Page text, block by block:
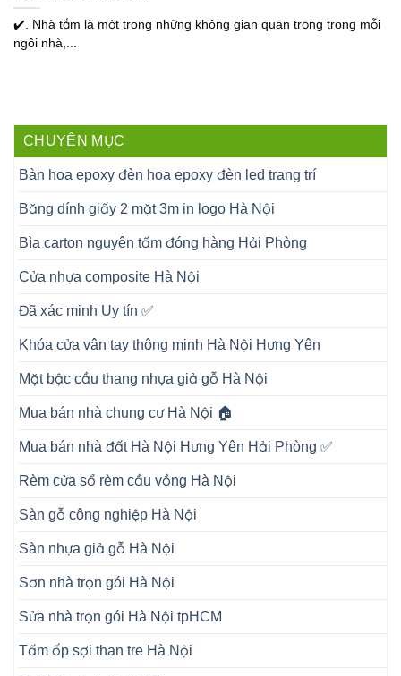
✔️. Nhà tắm là một trong những không gian quan trọng trong mỗi
ngôi nhà,...
CHUYÊN MỤC
Bàn hoa epoxy đèn hoa epoxy đèn led trang trí
Băng dính giấy 2 mặt 3m in logo Hà Nội
Bìa carton nguyên tấm đóng hàng Hải Phòng
Cửa nhựa composite Hà Nội
Đã xác minh Uy tín ✅
Khóa cửa vân tay thông minh Hà Nội Hưng Yên
Mặt bậc cầu thang nhựa giả gỗ Hà Nội
Mua bán nhà chung cư Hà Nội 🏠
Mua bán nhà đất Hà Nội Hưng Yên Hải Phòng ✅
Rèm cửa sổ rèm cầu vồng Hà Nội
Sàn gỗ công nghiệp Hà Nội
Sàn nhựa giả gỗ Hà Nội
Sơn nhà trọn gói Hà Nội
Sửa nhà trọn gói Hà Nội tpHCM
Tấm ốp sợi than tre Hà Nội